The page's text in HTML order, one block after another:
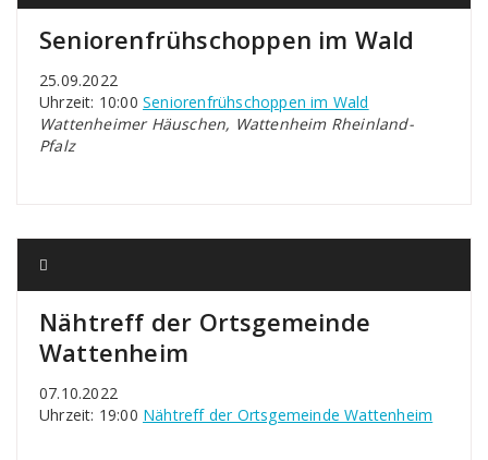
Seniorenfrühschoppen im Wald
25.09.2022
Uhrzeit: 10:00 Seniorenfrühschoppen im Wald
Wattenheimer Häuschen, Wattenheim Rheinland-
Pfalz
Nähtreff der Ortsgemeinde
Wattenheim
07.10.2022
Uhrzeit: 19:00 Nähtreff der Ortsgemeinde Wattenheim